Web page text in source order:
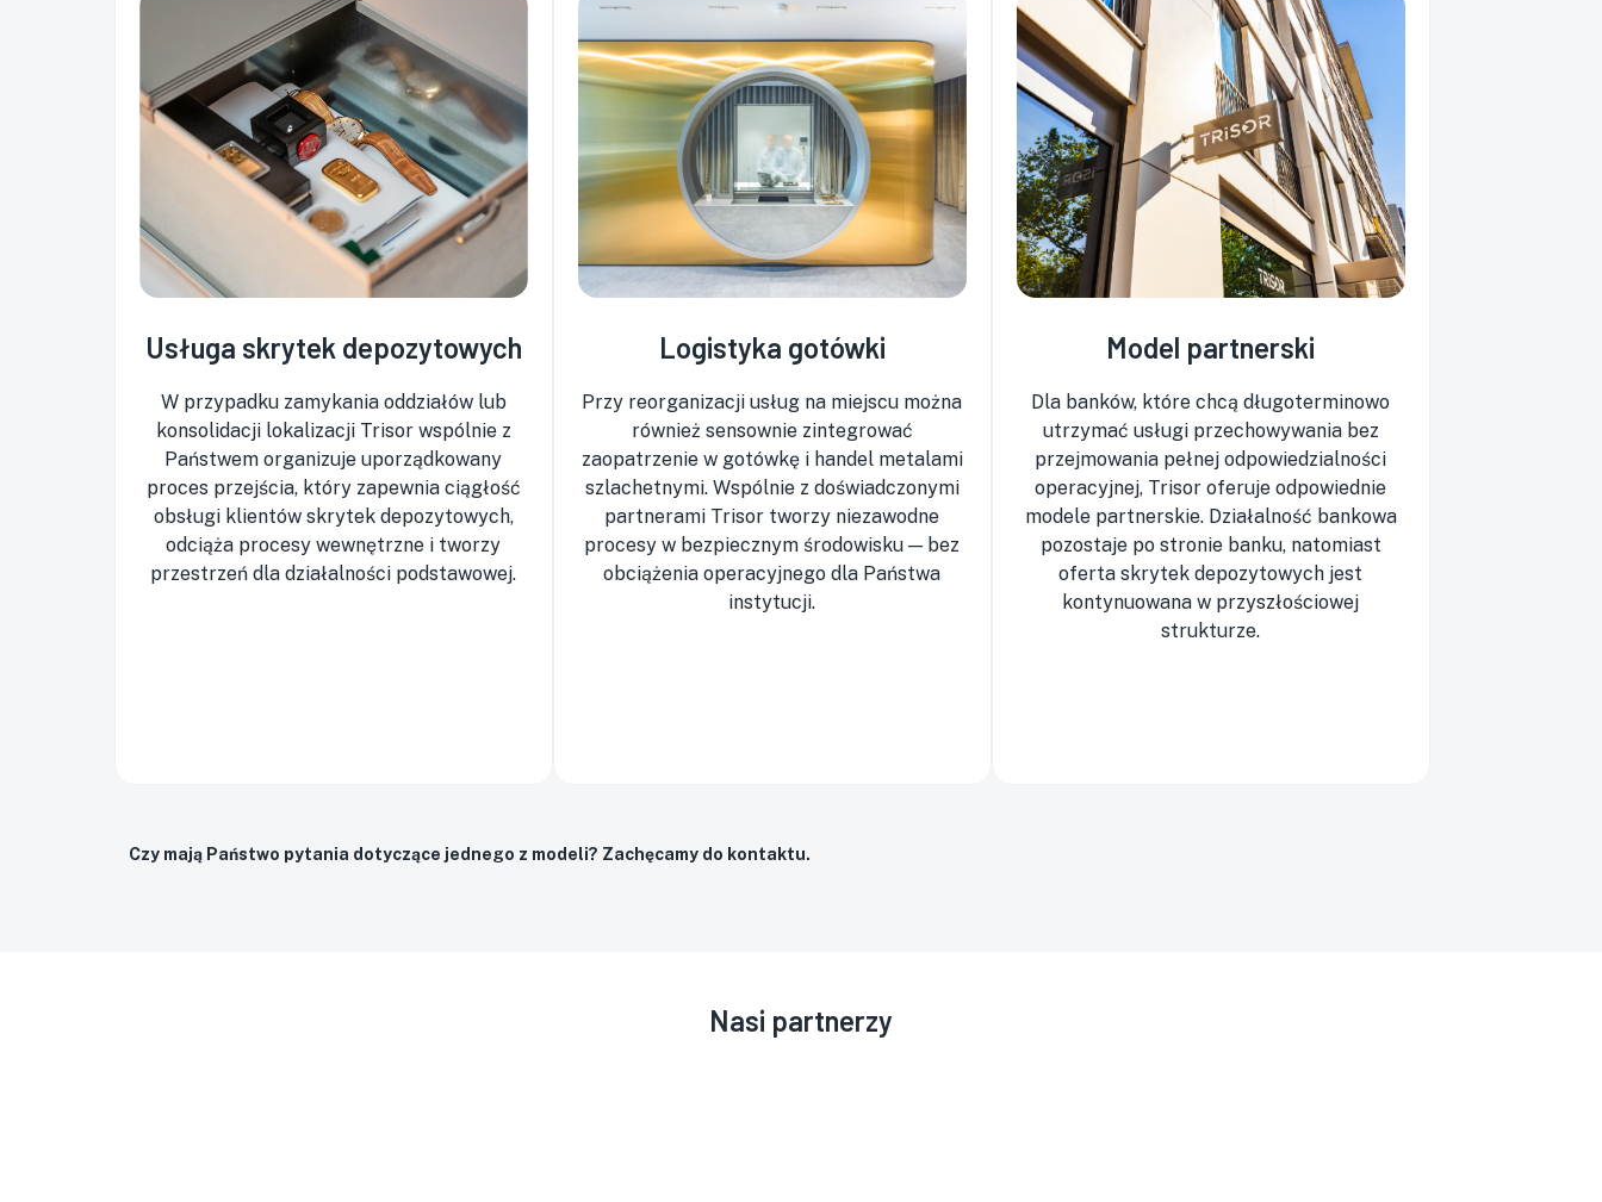
Usługa skrytek depozytowych
W przypadku zamykania oddziałów lub
konsolidacji lokalizacji Trisor wspólnie z
Państwem organizuje uporządkowany
proces przejścia, który zapewnia ciągłość
obsługi klientów skrytek depozytowych,
odciąża procesy wewnętrzne i tworzy
przestrzeń dla działalności podstawowej.
Logistyka gotówki
Przy reorganizacji usług na miejscu można
również sensownie zintegrować
zaopatrzenie w gotówkę i handel metalami
szlachetnymi. Wspólnie z doświadczonymi
partnerami Trisor tworzy niezawodne
procesy w bezpiecznym środowisku — bez
obciążenia operacyjnego dla Państwa
instytucji.
Model partnerski
Dla banków, które chcą długoterminowo
utrzymać usługi przechowywania bez
przejmowania pełnej odpowiedzialności
operacyjnej, Trisor oferuje odpowiednie
modele partnerskie. Działalność bankowa
pozostaje po stronie banku, natomiast
oferta skrytek depozytowych jest
kontynuowana w przyszłościowej
strukturze.
Czy mają Państwo pytania dotyczące jednego z modeli? Zachęcamy do kontaktu.
Nasi partnerzy